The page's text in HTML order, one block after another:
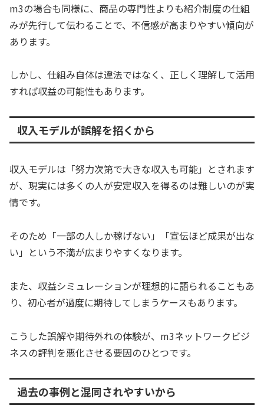
m3の場合も同様に、商品の専門性よりも紹介制度の仕組
みが先行して伝わることで、不信感が高まりやすい傾向が
あります。
しかし、仕組み自体は違法ではなく、正しく理解して活用
すれば収益の可能性もあります。
収入モデルが誤解を招くから
収入モデルは「努力次第で大きな収入も可能」とされます
が、現実には多くの人が安定収入を得るのは難しいのが実
情です。
そのため「一部の人しか稼げない」「宣伝ほど成果が出な
い」という不満が広まりやすくなります。
また、収益シミュレーションが理想的に語られることもあ
り、初心者が過度に期待してしまうケースもあります。
こうした誤解や期待外れの体験が、m3ネットワークビジ
ネスの評判を悪化させる要因のひとつです。
過去の事例と混同されやすいから